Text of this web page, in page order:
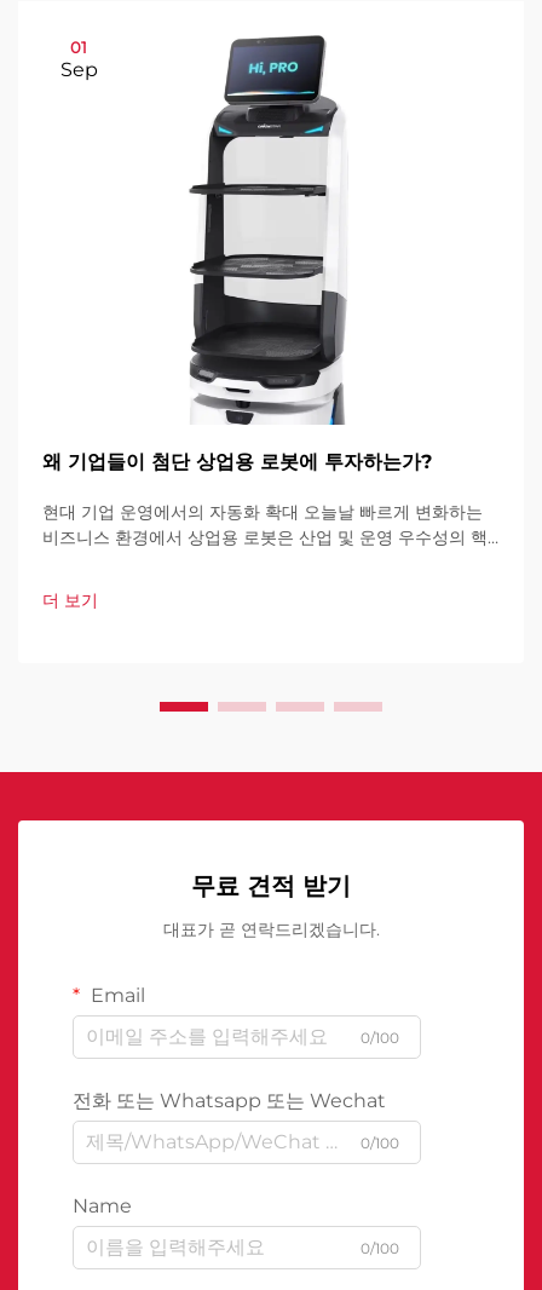
01
Sep
왜 기업들이 첨단 상업용 로봇에 투자하는가?
현대 기업 운영에서의 자동화 확대 오늘날 빠르게 변화하는
비즈니스 환경에서 상업용 로봇은 산업 및 운영 우수성의 핵
업이 운영 방식을 혁신하고 있습니다.
더 보기
무료 견적 받기
대표가 곧 연락드리겠습니다.
Email
0/100
전화 또는 Whatsapp 또는 Wechat
0/100
Name
0/100